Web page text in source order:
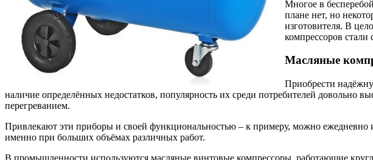
Многое в
плане нет, но
изготовителя. В
компрессоров
Масляные
Приобрести
наличие определённых недостатков, популярность их среди потребителей довольно
перегреванием.
Привлекают эти приборы и своей функциональностью – к примеру, можно
именно при больших объёмах различных работ.